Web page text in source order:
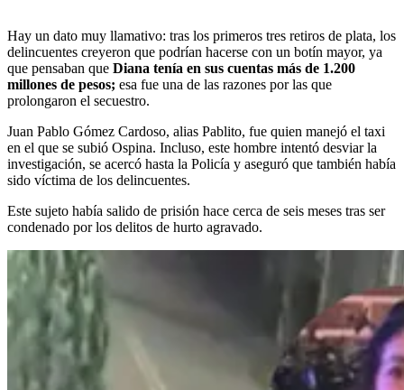
Hay un dato muy llamativo: tras los primeros tres retiros de plata, los
delincuentes creyeron que podrían hacerse con un botín mayor, ya
que pensaban que Diana tenía en sus cuentas más de 1.200
millones de pesos; esa fue una de las razones por las que
prolongaron el secuestro.
Juan Pablo Gómez Cardoso, alias Pablito, fue quien manejó el taxi
en el que se subió Ospina. Incluso, este hombre intentó desviar la
investigación, se acercó hasta la Policía y aseguró que también había
sido víctima de los delincuentes.
Este sujeto había salido de prisión hace cerca de seis meses tras ser
condenado por los delitos de hurto agravado.